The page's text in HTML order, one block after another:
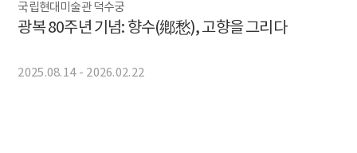
국립현대미술관 덕수궁
광복 80주년 기념: 향수(鄕愁), 고향을 그리다
2025.08.14 - 2026.02.22